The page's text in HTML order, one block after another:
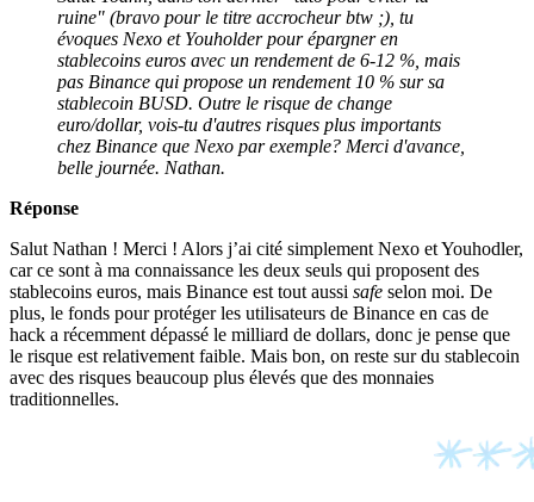
ruine" (bravo pour le titre accrocheur btw ;), tu
évoques Nexo et Youholder pour épargner en
stablecoins euros avec un rendement de 6-12 %, mais
pas Binance qui propose un rendement 10 % sur sa
stablecoin BUSD. Outre le risque de change
euro/dollar, vois-tu d'autres risques plus importants
chez Binance que Nexo par exemple? Merci d'avance,
belle journée. Nathan.
Réponse
Salut Nathan ! Merci ! Alors j’ai cité simplement Nexo et Youhodler,
car ce sont à ma connaissance les deux seuls qui proposent des
stablecoins euros, mais Binance est tout aussi safe selon moi. De
plus, le fonds pour protéger les utilisateurs de Binance en cas de
hack a récemment dépassé le milliard de dollars, donc je pense que
le risque est relativement faible. Mais bon, on reste sur du stablecoin
avec des risques beaucoup plus élevés que des monnaies
traditionnelles.